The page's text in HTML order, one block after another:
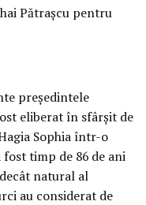
Pătrașcu pentru
președintele
eliberat în sfârșit de
Sophia într-o
fost timp de 86 de ani
natural al
au considerat de